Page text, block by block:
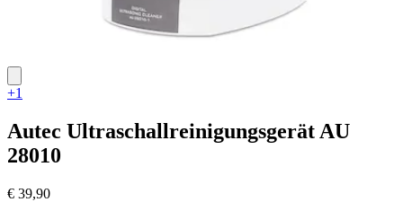
+1
Autec Ultraschallreinigungsgerät AU
28010
€ 39,90